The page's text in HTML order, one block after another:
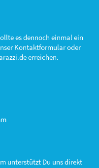
es dennoch einmal ein
Kontaktformular oder
erreichen.
unterstützt Du uns direkt